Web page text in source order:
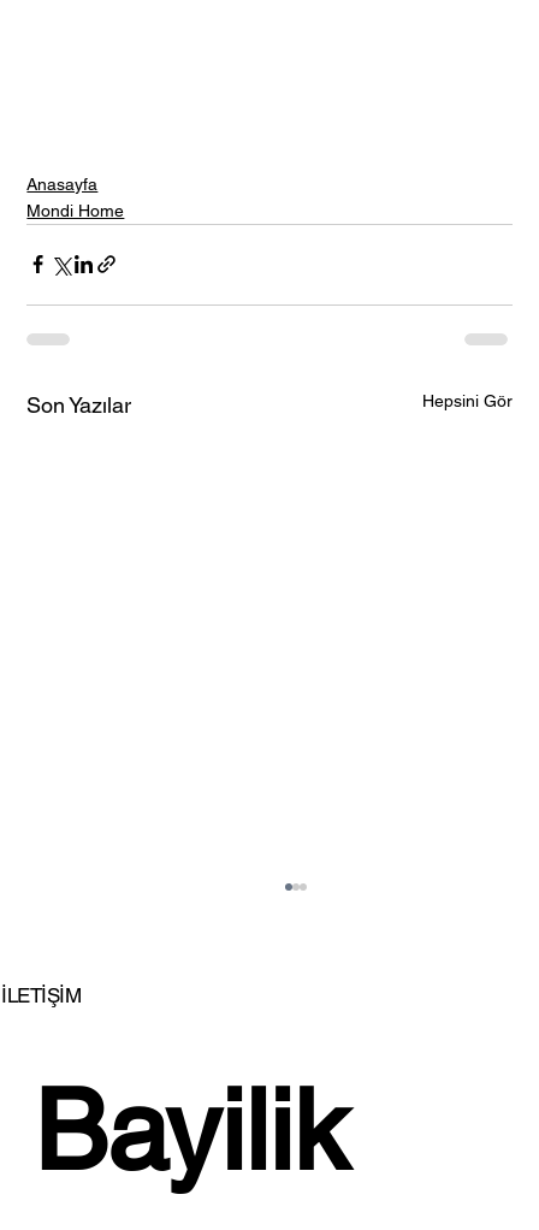
Anasayfa
Mondi Home
Son Yazılar Hepsini Gör
Bellona'dan Meşe ve Kremin Sıcak
Uyumu; Boheems Yemek Odası!...
İLETİŞİM
Bayilik